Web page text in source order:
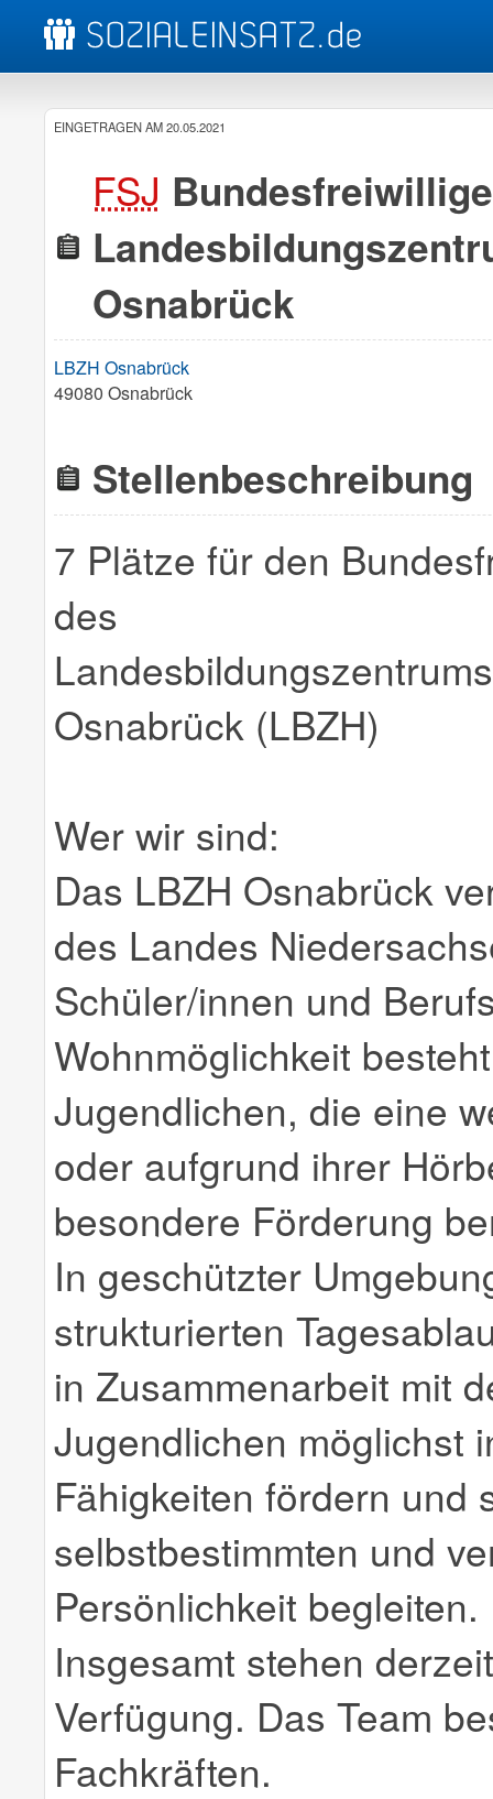
EINGETRAGEN AM 20.05.2021
FSJ
Osnabrück
LBZH Osnabrück
49080 Osnabrück
Stellenbeschreibung
7 Plätze für den
des
Osnabrück (LBZH)
Wer wir sind:
Das LBZH Osnabrück
des Landes
Schüler/innen und
Wohnmöglichkeit
Jugendlichen, die eine
oder aufgrund ihrer
besondere Förderung
In geschützter
strukturierten
in Zusammenarbeit mit
Jugendlichen möglichst
Fähigkeiten fördern und
selbstbestimmten und
Persönlichkeit begleiten.
Insgesamt stehen
Verfügung. Das Team
Fachkräften.